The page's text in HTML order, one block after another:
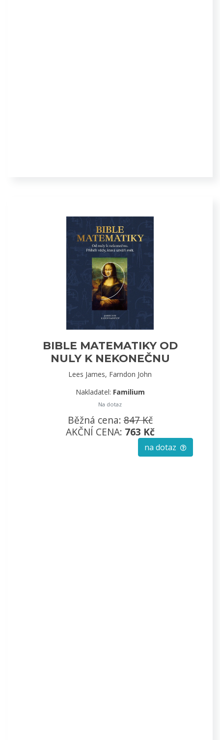
BIBLE MATEMATIKY OD
NULY K NEKONEČNU
Lees James, Farndon John
Nakladatel: Familium
Na dotaz
Běžná cena:847 Kč
AKČNÍ CENA: 763 Kč
na dotaz